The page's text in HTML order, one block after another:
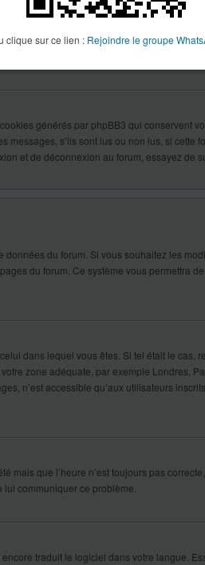
clique sur ce lien : Rejoindre le groupe
le nom d’utilisateur que vous souhaitez
nouveaux visiteurs de s’inscrire. Pour plus
générés par phpBB3 qui conservent
s’ils sont lus ou non lus, si cette
et de déconnexion au forum, essayez de
du forum. Si vous souhaitez les
du forum. Ce système vous permettra
dans lequel vous êtes. Si tel était le cas,
zone adéquate, par exemple Londres,
n’est accessible qu’aux utilisateurs
mais que l’heure n’est toujours pas
communiquer ce problème.
traduit le logiciel dans votre langue.